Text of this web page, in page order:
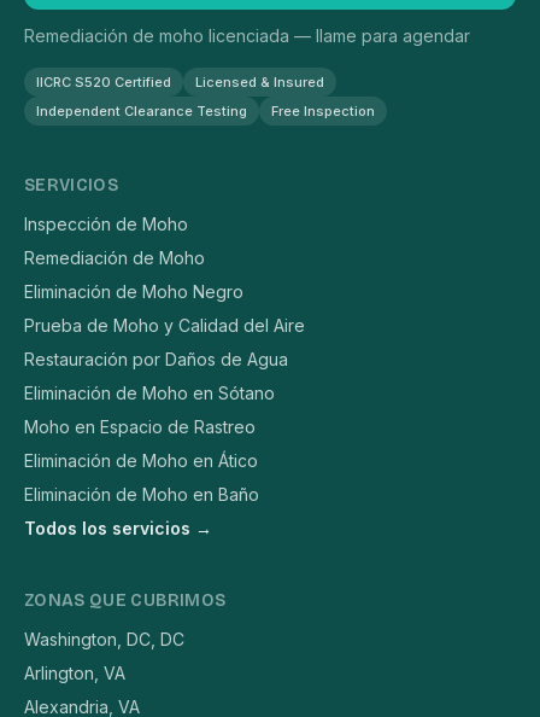
Remediación de moho licenciada — llame para agendar
IICRC S520 Certified
Licensed & Insured
Independent Clearance Testing
Free Inspection
SERVICIOS
Inspección de Moho
Remediación de Moho
Eliminación de Moho Negro
Prueba de Moho y Calidad del Aire
Restauración por Daños de Agua
Eliminación de Moho en Sótano
Moho en Espacio de Rastreo
Eliminación de Moho en Ático
Eliminación de Moho en Baño
Todos los servicios →
ZONAS QUE CUBRIMOS
Washington, DC, DC
Arlington, VA
Alexandria, VA